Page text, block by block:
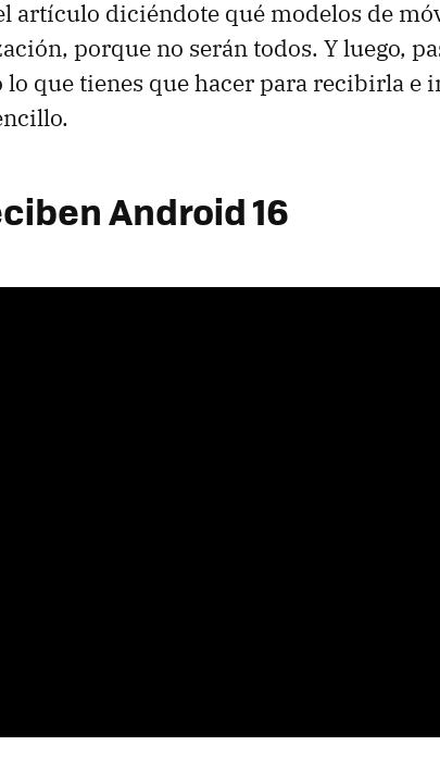
artículo diciéndote qué modelos de
porque no serán todos. Y luego,
lo que tienes que hacer para recibirla e
Android 16